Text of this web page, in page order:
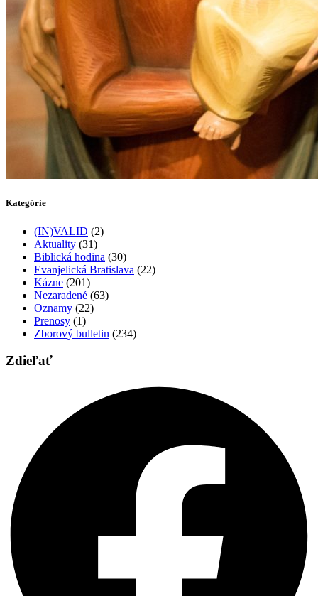
Kategórie
(IN)VALID (2)
Aktuality (31)
Biblická hodina (30)
Evanjelická Bratislava (22)
Kázne (201)
Nezaradené (63)
Oznamy (22)
Prenosy (1)
Zborový bulletin (234)
Zdieľať